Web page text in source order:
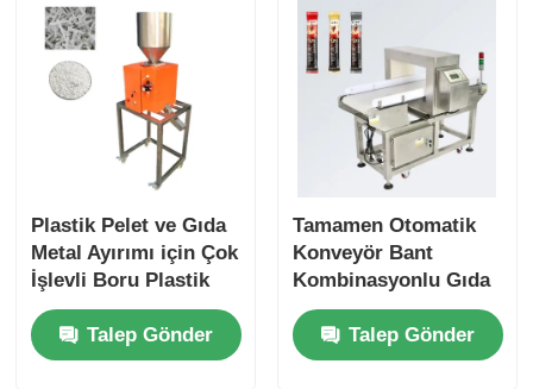
Plastik Pelet ve Gıda
Metal Ayırımı için Çok
İşlevli Boru Plastik
Malzeme Metal Ayırıcı
Talep Gönder
Tamamen Otomatik
Konveyör Bant
Kombinasyonlu Gıda
Tartı Kontrol ve Metal
Dedektörü (Pirinç
Böreği, Bisküvi ve
Talep Gönder